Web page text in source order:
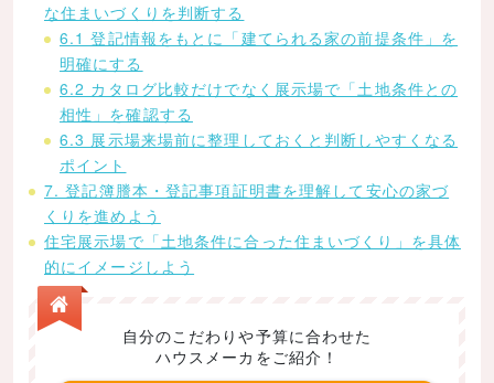
な住まいづくりを判断する
6.1 登記情報をもとに「建てられる家の前提条件」を
明確にする
6.2 カタログ比較だけでなく展示場で「土地条件との
相性」を確認する
6.3 展示場来場前に整理しておくと判断しやすくなる
ポイント
7. 登記簿謄本・登記事項証明書を理解して安心の家づ
くりを進めよう
住宅展示場で「土地条件に合った住まいづくり」を具体
的にイメージしよう
自分のこだわりや予算に合わせた
ハウスメーカをご紹介！